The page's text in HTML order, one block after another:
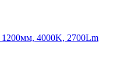
4000K, 2700Lm